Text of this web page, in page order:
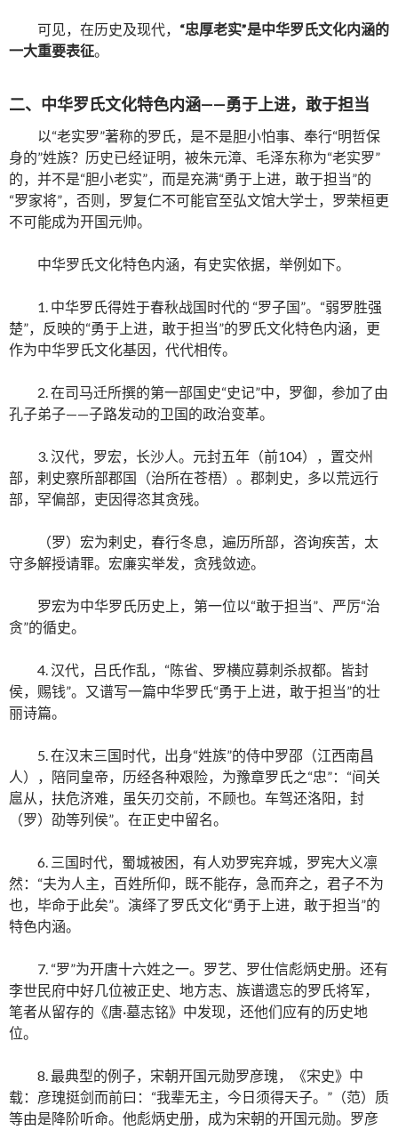
可见，在历史及现代， “忠厚老实”是中华罗氏文化内涵的
一大重要表征。
二、中华罗氏文化特色内涵——勇于上进，敢于担当
以“老实罗”著称的罗氏，是不是胆小怕事、奉行“明哲保
身的”姓族？历史已经证明，被朱元漳、毛泽东称为“老实罗”
的，并不是“胆小老实”，而是充满“勇于上进，敢于担当”的
“罗家将”，否则，罗复仁不可能官至弘文馆大学士，罗荣桓更
不可能成为开国元帅。
中华罗氏文化特色内涵，有史实依据，举例如下。
1. 中华罗氏得姓于春秋战国时代的 “罗子国”。“弱罗胜强
楚”，反映的“勇于上进，敢于担当”的罗氏文化特色内涵，更
作为中华罗氏文化基因，代代相传。
2. 在司马迁所撰的第一部国史“史记”中，罗御，参加了由
孔子弟子——子路发动的卫国的政治变革。
3. 汉代，罗宏，长沙人。元封五年（前104），置交州
部，剌史察所部郡国（治所在苍梧）。郡刺史，多以荒远行
部，罕偏部，吏因得恣其贪残。
（罗）宏为剌史，春行冬息，遍历所部，咨询疾苦，太
守多解授请罪。宏廉实举发，贪残敛迹。
罗宏为中华罗氏历史上，第一位以“敢于担当”、严厉“治
贪”的循史。
4. 汉代，吕氏作乱，“陈省、罗横应募刺杀叔都。皆封
侯，赐钱”。又谱写一篇中华罗氏“勇于上进，敢于担当”的壮
丽诗篇。
5. 在汉末三国时代，出身“姓族”的侍中罗邵（江西南昌
人），陪同皇帝，历经各种艰险，为豫章罗氏之“忠”：“间关
扈从，扶危济难，虽矢刃交前，不顾也。车驾还洛阳，封
（罗）劭等列侯”。在正史中留名。
6. 三国时代，蜀城被困，有人劝罗宪弃城，罗宪大义凛
然：“夫为人主，百姓所仰，既不能存，急而弃之，君子不为
也，毕命于此矣”。演绎了罗氏文化“勇于上进，敢于担当”的
特色内涵。
7. “罗”为开唐十六姓之一。罗艺、罗仕信彪炳史册。还有
李世民府中好几位被正史、地方志、族谱遗忘的罗氏将军，
笔者从留存的《唐·墓志铭》中发现，还他们应有的历史地
位。
8. 最典型的例子，宋朝开国元勋罗彦瑰，《宋史》中
载：彦瑰挺剑而前曰：“我辈无主，今日须得天子。”（范）质
等由是降阶听命。他彪炳史册，成为宋朝的开国元勋。罗彦